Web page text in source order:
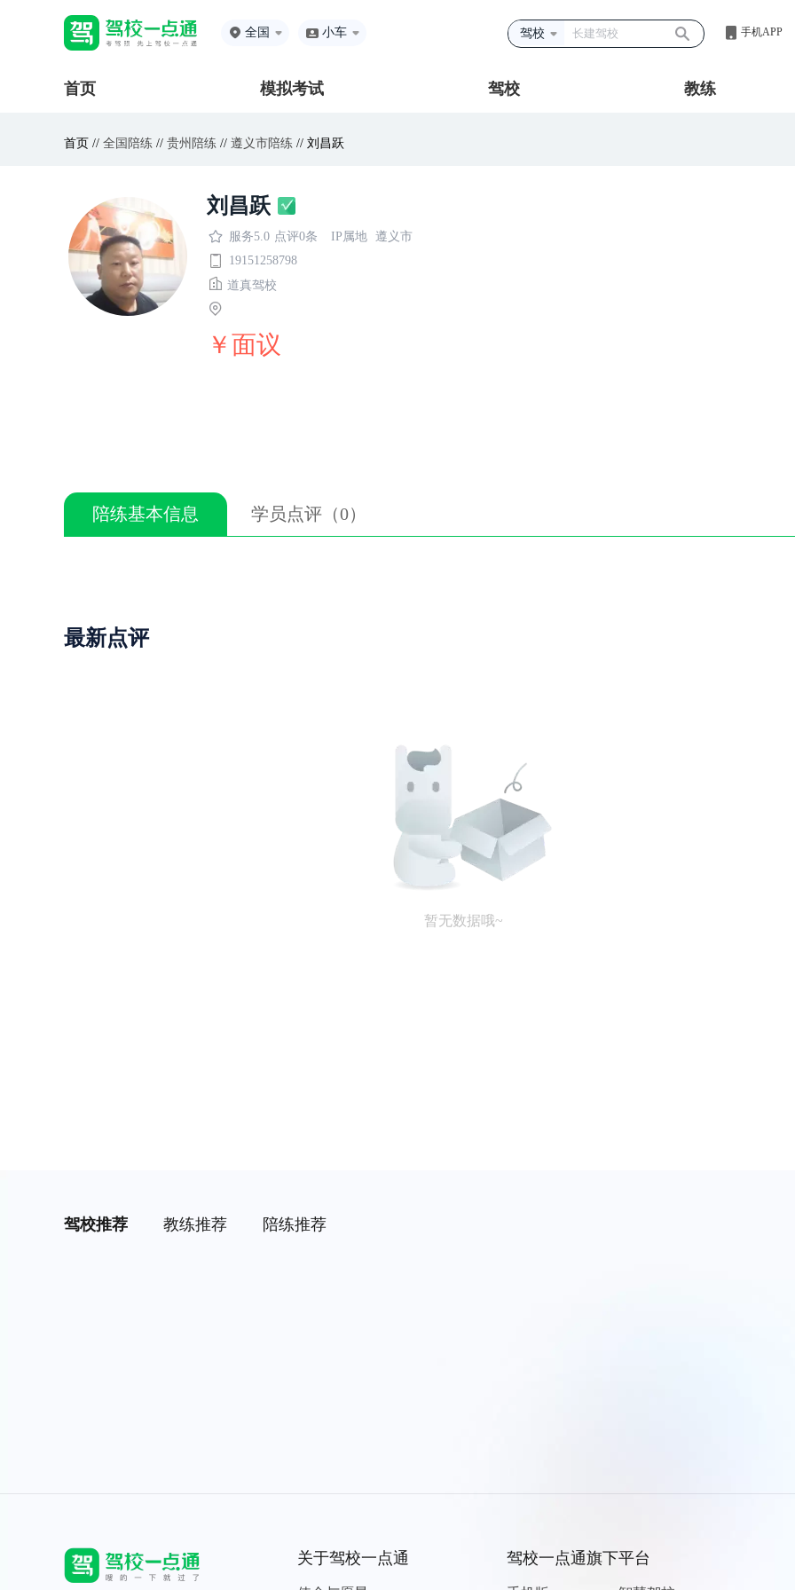
全国 小车 驾校 手机APP
首页 模拟考试 驾校 教练
首页 // 全国陪练 // 贵州陪练 // 遵义市陪练 // 刘昌跃
刘昌跃
服务5.0 点评0条 IP属地 遵义市
19151258798
道真驾校
￥面议
陪练基本信息 学员点评（0）
最新点评
暂无数据哦~
驾校推荐 教练推荐 陪练推荐
关于驾校一点通 驾校一点通旗下平台